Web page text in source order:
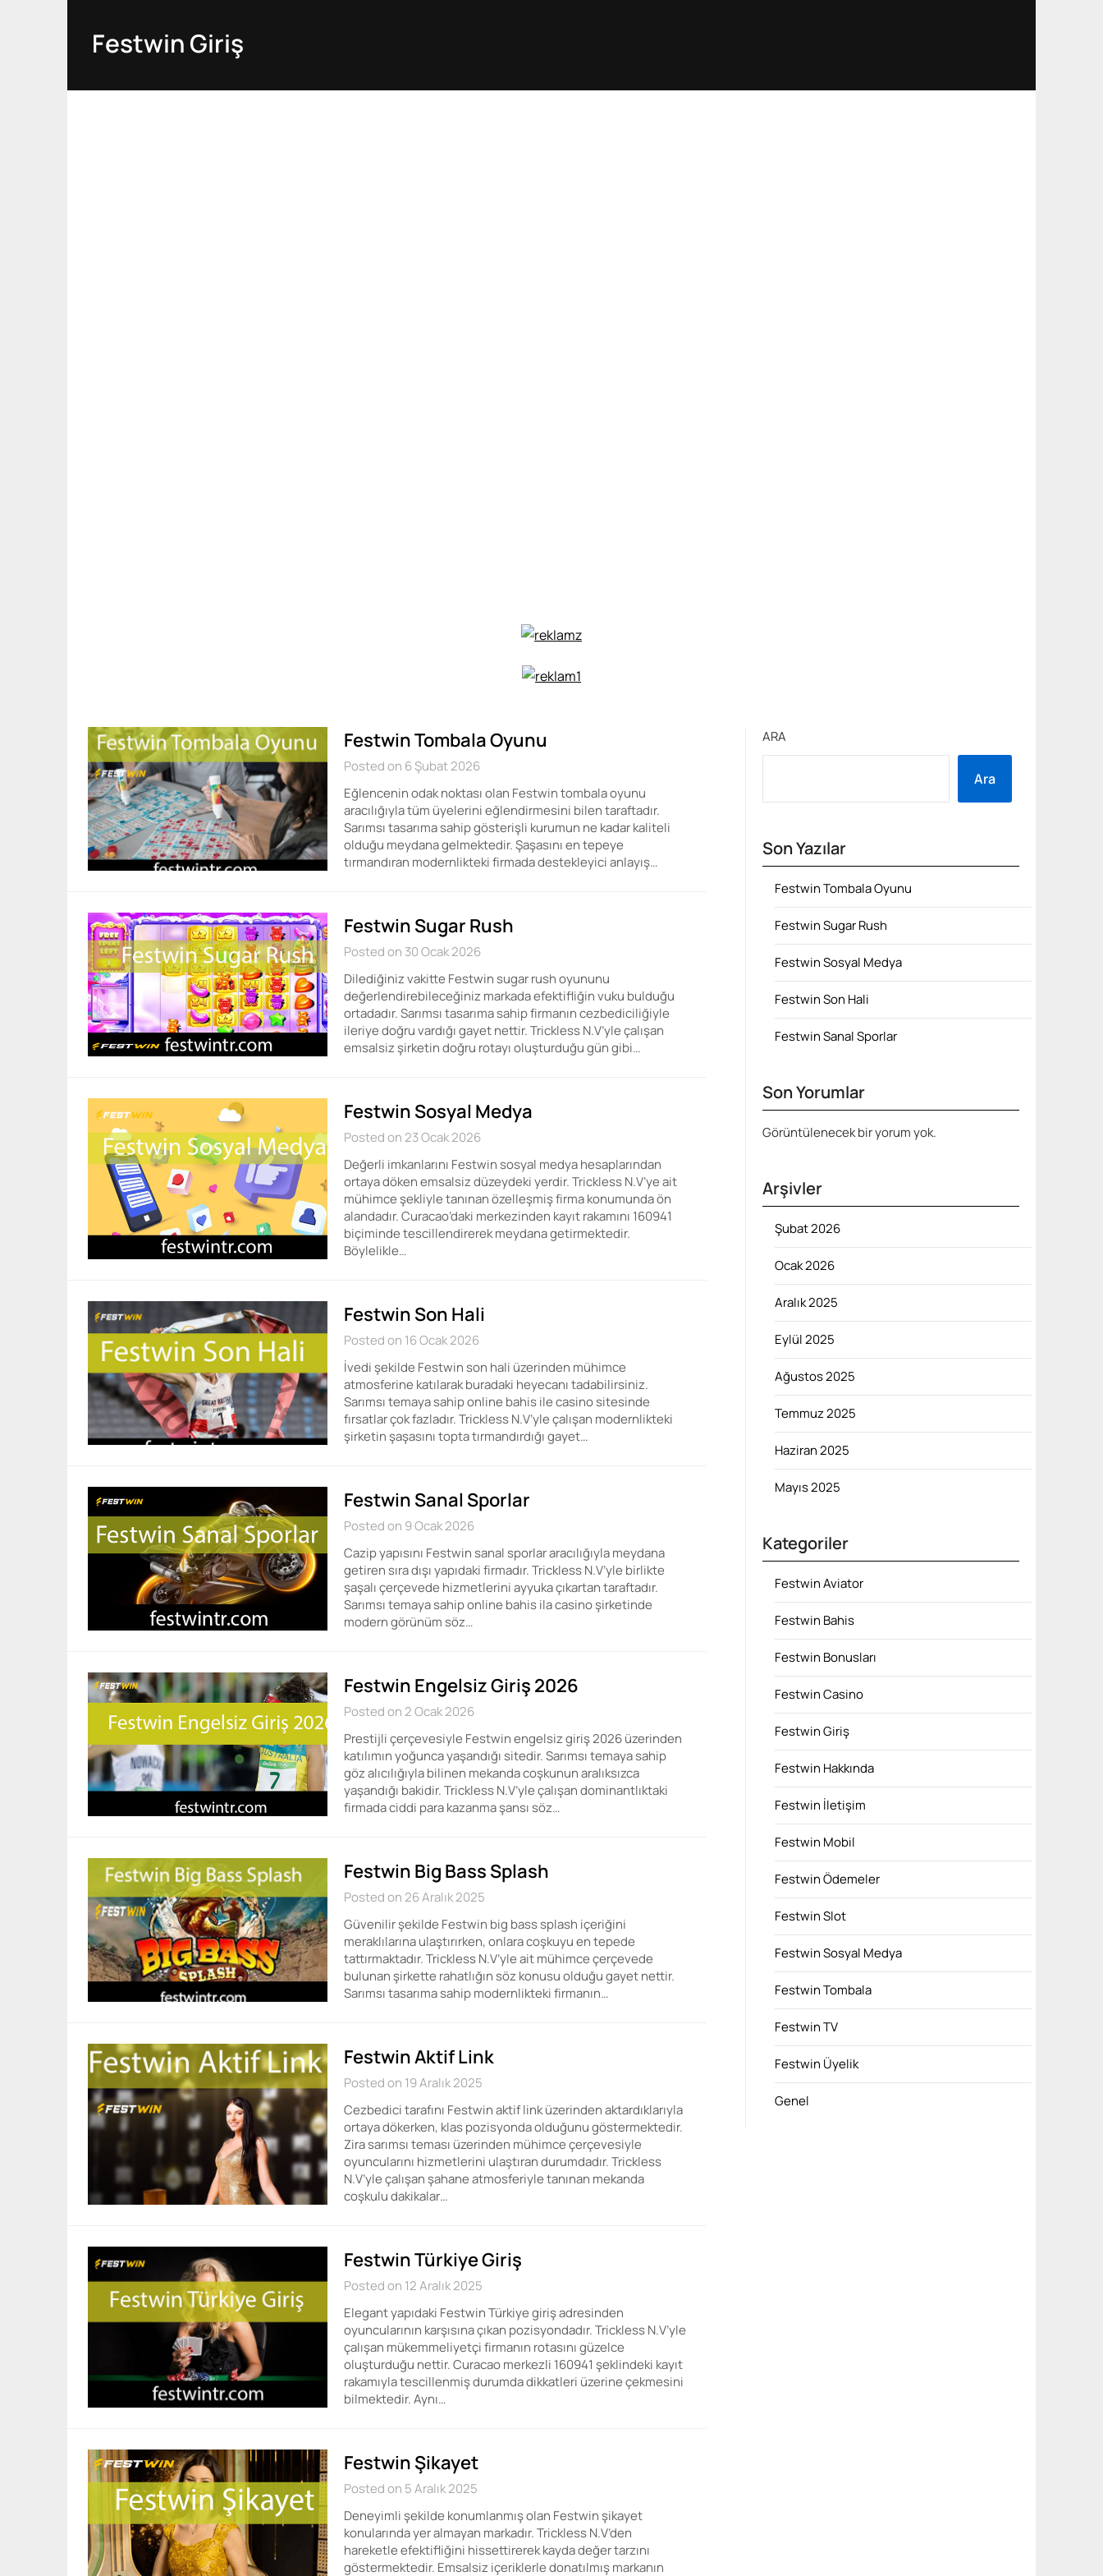
Festwin Giriş
Festwin Tombala Oyunu
Posted on 6 Şubat 2026
Eğlencenin odak noktası olan Festwin tombala oyunu
aracılığıyla tüm üyelerini eğlendirmesini bilen taraftadır.
Sarımsı tasarıma sahip gösterişli kurumun ne kadar kaliteli
olduğu meydana gelmektedir. Şaşasını en tepeye
tırmandıran modernlikteki firmada destekleyici anlayış…
Festwin Sugar Rush
Posted on 30 Ocak 2026
Dilediğiniz vakitte Festwin sugar rush oyununu
değerlendirebileceğiniz markada efektifliğin vuku bulduğu
ortadadır. Sarımsı tasarıma sahip firmanın cezbediciliğiyle
ileriye doğru vardığı gayet nettir. Trickless N.V’yle çalışan
emsalsiz şirketin doğru rotayı oluşturduğu gün gibi…
Festwin Sosyal Medya
Posted on 23 Ocak 2026
Değerli imkanlarını Festwin sosyal medya hesaplarından
ortaya döken emsalsiz düzeydeki yerdir. Trickless N.V’ye ait
mühimce şekliyle tanınan özelleşmiş firma konumunda ön
alandadır. Curacao’daki merkezinden kayıt rakamını 160941
biçiminde tescillendirerek meydana getirmektedir.
Böylelikle…
Festwin Son Hali
Posted on 16 Ocak 2026
İvedi şekilde Festwin son hali üzerinden mühimce
atmosferine katılarak buradaki heyecanı tadabilirsiniz.
Sarımsı temaya sahip online bahis ile casino sitesinde
fırsatlar çok fazladır. Trickless N.V’yle çalışan modernlikteki
şirketin şaşasını topta tırmandırdığı gayet…
Festwin Sanal Sporlar
Posted on 9 Ocak 2026
Cazip yapısını Festwin sanal sporlar aracılığıyla meydana
getiren sıra dışı yapıdaki firmadır. Trickless N.V’yle birlikte
şaşalı çerçevede hizmetlerini ayyuka çıkartan taraftadır.
Sarımsı temaya sahip online bahis ila casino şirketinde
modern görünüm söz…
Festwin Engelsiz Giriş 2026
Posted on 2 Ocak 2026
Prestijli çerçevesiyle Festwin engelsiz giriş 2026 üzerinden
katılımın yoğunca yaşandığı sitedir. Sarımsı temaya sahip
göz alıcılığıyla bilinen mekanda coşkunun aralıksızca
yaşandığı bakidir. Trickless N.V’yle çalışan dominantlıktaki
firmada ciddi para kazanma şansı söz…
Festwin Big Bass Splash
Posted on 26 Aralık 2025
Güvenilir şekilde Festwin big bass splash içeriğini
meraklılarına ulaştırırken, onlara coşkuyu en tepede
tattırmaktadır. Trickless N.V’yle ait mühimce çerçevede
bulunan şirkette rahatlığın söz konusu olduğu gayet nettir.
Sarımsı tasarıma sahip modernlikteki firmanın…
Festwin Aktif Link
Posted on 19 Aralık 2025
Cezbedici tarafını Festwin aktif link üzerinden aktardıklarıyla
ortaya dökerken, klas pozisyonda olduğunu göstermektedir.
Zira sarımsı teması üzerinden mühimce çerçevesiyle
oyuncularını hizmetlerini ulaştıran durumdadır. Trickless
N.V’yle çalışan şahane atmosferiyle tanınan mekanda
coşkulu dakikalar…
Festwin Türkiye Giriş
Posted on 12 Aralık 2025
Elegant yapıdaki Festwin Türkiye giriş adresinden
oyuncularının karşısına çıkan pozisyondadır. Trickless N.V’yle
çalışan mükemmeliyetçi firmanın rotasını güzelce
oluşturduğu nettir. Curacao merkezli 160941 şeklindeki kayıt
rakamıyla tescillenmiş durumda dikkatleri üzerine çekmesini
bilmektedir. Aynı…
Festwin Şikayet
Posted on 5 Aralık 2025
Deneyimli şekilde konumlanmış olan Festwin şikayet
konularında yer almayan markadır. Trickless N.V’den
hareketle efektifliğini hissettirerek kayda değer tarzını
göstermektedir. Emsalsiz içeriklerle donatılmış markanın
ARA
Ara
Son Yazılar
Festwin Tombala Oyunu
Festwin Sugar Rush
Festwin Sosyal Medya
Festwin Son Hali
Festwin Sanal Sporlar
Son Yorumlar
Görüntülenecek bir yorum yok.
Arşivler
Şubat 2026
Ocak 2026
Aralık 2025
Eylül 2025
Ağustos 2025
Temmuz 2025
Haziran 2025
Mayıs 2025
Kategoriler
Festwin Aviator
Festwin Bahis
Festwin Bonusları
Festwin Casino
Festwin Giriş
Festwin Hakkında
Festwin İletişim
Festwin Mobil
Festwin Ödemeler
Festwin Slot
Festwin Sosyal Medya
Festwin Tombala
Festwin TV
Festwin Üyelik
Genel